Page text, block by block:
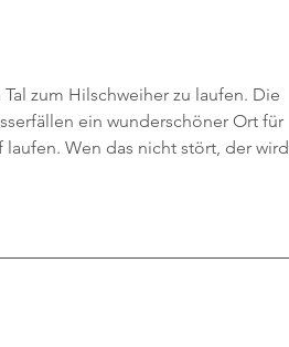
zum Hilschweiher zu laufen. Die
ein wunderschöner Ort für
Wen das nicht stört, der wird